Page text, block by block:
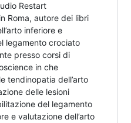
Restart
Roma, autore dei libri
inferiore e
legamento crociato
presso corsi di
in che
tendinopatia dell’arto
delle lesioni
del legamento
e valutazione dell’arto